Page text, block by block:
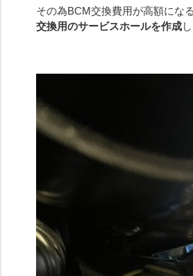
その為BCM交換費用が高額にな
交換用のサービスホールを作成